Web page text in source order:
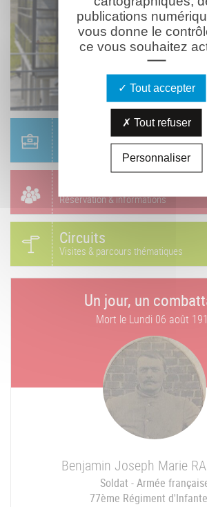
Réservation & informations
Réservation & informations
Circuits
Visites & parcours thématiques
Un jour, un
Mort le Lundi 06 août
Benjamin Joseph Marie
Soldat - Armée
77ème Régiment
publications
vous donne le
ce vous souhaitez
Tout accepter
Tout refuser
Personnaliser